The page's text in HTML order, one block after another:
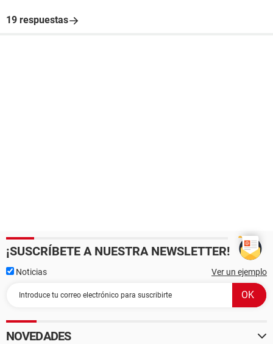
19 respuestas
¡SUSCRÍBETE A NUESTRA NEWSLETTER!
Noticias Ver un ejemplo
NOVEDADES